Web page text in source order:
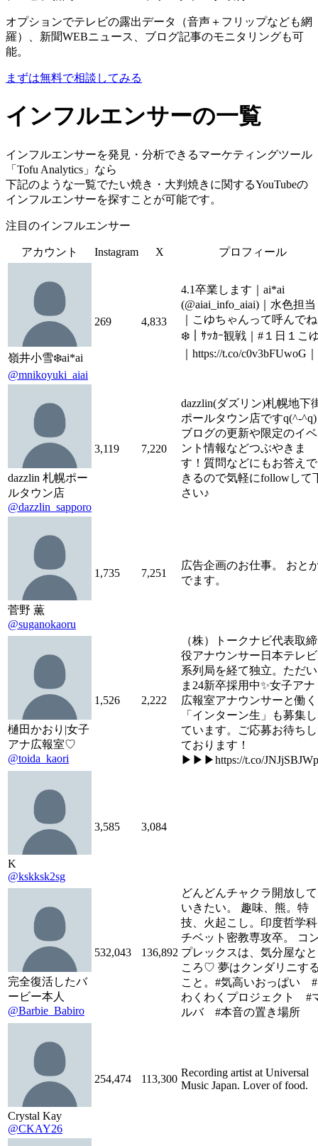
オプションでテレビの露出データ（音声＋フリップなども網
羅）、新聞WEBニュース、ブログ記事のモニタリングも可
能。
まずは無料で相談してみる
インフルエンサーの一覧
インフルエンサーを発見・分析できるマーケティングツール
「Tofu Analytics」なら
下記のような一覧でたい焼き・大判焼きに関するYouTubeの
インフルエンサーを探すことが可能です。
注目のインフルエンサー
アカウント Instagram X プロフィール
嶺井小雪❄️ai*ai
@mnikoyuki_aiai
269 4,833
4.1卒業します｜ai*ai
(@aiai_info_aiai)｜水色担当
｜こゆちゃんって呼んでね
❄️｜ｻｯｶｰ観戦｜#１日１こ
｜https://t.co/c0v3bFUwoG｜
dazzlin 札幌ポー
ルタウン店
@dazzlin_sapporo
3,119 7,220
dazzlin(ダズリン)札幌地下
ポールタウン店ですq(^-^q)
ブログの更新や限定のイベ
ント情報などつぶやきま
す！質問などにもお答えで
きるので気軽にfollowして
さい♪
菅野 薫
@suganokaoru
1,735 7,251
広告企画のお仕事。 おと
でます。
樋田かおり|女子
アナ広報室♡
@toida_kaori
1,526 2,222
（株）トークナビ代表取締
役アナウンサー日本テレビ
系列局を経て独立。ただい
ま24新卒採用中✨女子アナ
広報室アナウンサーと働く
「インターン生」も募集し
ています。ご応募お待ちし
ております！
▶︎▶︎▶︎https://t.co/
K
@kskksk2sg
3,585 3,084
完全復活したバ
ービー本人
@Barbie_Babiro
532,043 136,892
どんどんチャクラ開放して
いきたい。 趣味、熊。特
技、火起こし。印度哲学科
チベット密教専攻卒。 コ
プレックスは、気分屋なと
ころ♡ 夢はクンダリニす
こと。#気高いおっぱい #
わくわくプロジェクト #
ルバ #本音の置き場所
Crystal Kay
@CKAY26
254,474 113,300
Recording artist at Universal
Music Japan. Lover of food.